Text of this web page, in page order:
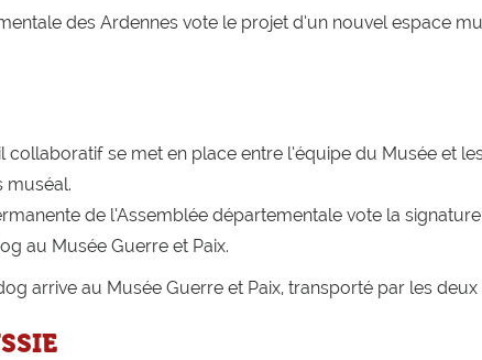
des Ardennes vote le projet d’un nouvel espace
collaboratif se met en place entre l’équipe du Musée et
muséal.
de l’Assemblée départementale vote la
au Musée Guerre et Paix.
arrive au Musée Guerre et Paix, transporté par les deux